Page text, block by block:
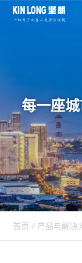
每一座
首页 / 产品与解决